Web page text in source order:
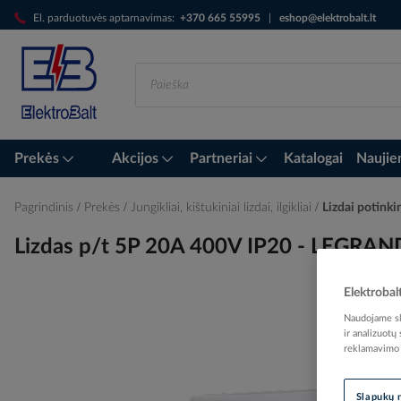
El. parduotuvės aptarnavimas: +370 665 55995 eshop@elektrobalt.lt
Skip
to
Content
Prekės Akcijos Partneriai Katalogai
Pagrindinis Prekės Jungikliai, kištukiniai lizdai, ilgikliai Lizdai
Lizdas p/t 5P 20A 400V IP20 -
Naudojame
ir analizuotų
reklamavimo
Slapukų